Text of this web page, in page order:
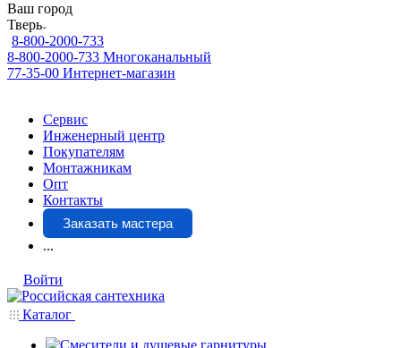
Ваш город
Тверь
8-800-2000-733
8-800-2000-733 Многоканальный
77-35-00 Интернет-магазин
Сервис
Инженерный центр
Покупателям
Монтажникам
Опт
Контакты
Заказать мастера
...
Войти
Каталог